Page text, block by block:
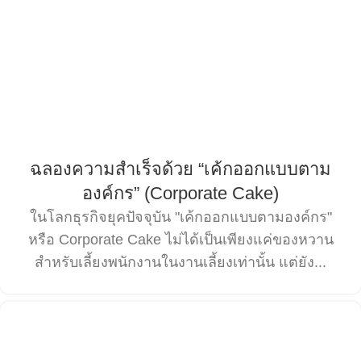
ฉลองความสําเร็จด้วย “เค้กออกแบบตาม
องค์กร” (Corporate Cake)
ในโลกธุรกิจยุคปัจจุบัน "เค้กออกแบบตามองค์กร"
หรือ Corporate Cake ไม่ได้เป็นเพียงแค่ของหวาน
สำหรับเลี้ยงพนักงานในงานเลี้ยงเท่านั้น แต่ยัง...